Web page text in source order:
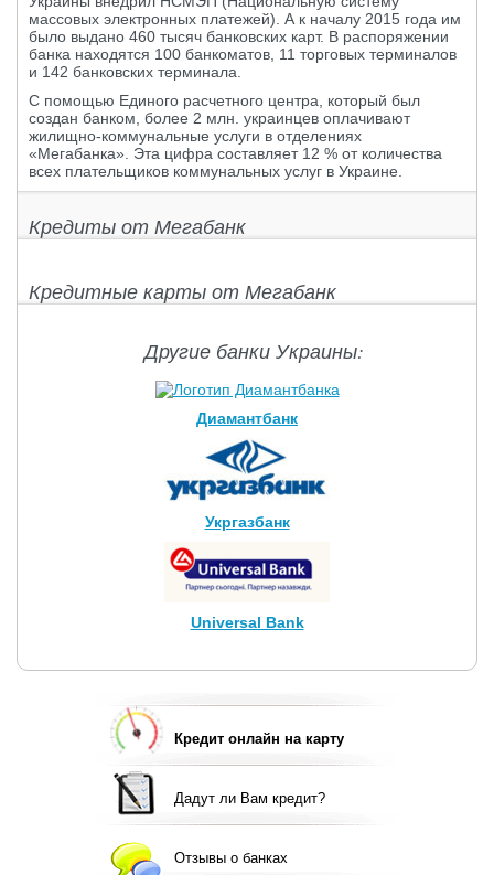
массовых электронных платежей). А к началу 2015 года им
было выдано 460 тысяч банковских карт. В распоряжении
банка находятся 100 банкоматов, 11 торговых терминалов
и 142 банковских терминала.
С помощью Единого расчетного центра, который был
создан банком, более 2 млн. украинцев оплачивают
жилищно-коммунальные услуги в отделениях
«Мегабанка». Эта цифра составляет 12 % от количества
всех плательщиков коммунальных услуг в Украине.
Кредиты от Мегабанк
Кредитные карты от Мегабанк
Другие банки Украины:
Диамантбанк
Укргазбанк
Universal Bank
Кредит онлайн на карту
Дадут ли Вам кредит?
Отзывы о банках